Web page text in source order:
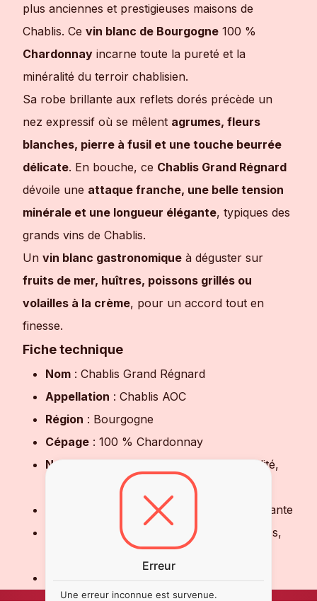
plus anciennes et prestigieuses maisons de
Chablis. Ce vin blanc de Bourgogne 100 %
Chardonnay incarne toute la pureté et la
minéralité du terroir chablisien.
Sa robe brillante aux reflets dorés précède un
nez expressif où se mêlent agrumes, fleurs
blanches, pierre à fusil et une touche beurrée
délicate. En bouche, ce Chablis Grand Régnard
dévoile une attaque franche, une belle tension
minérale et une longueur élégante, typiques des
grands vins de Chablis.
Un vin blanc gastronomique à déguster sur
fruits de mer, huîtres, poissons grillés ou
volailles à la crème, pour un accord tout en
finesse.
Fiche technique
Nom : Chablis Grand Régnard
Appellation : Chablis AOC
Région : Bourgogne
Cépage : 100 % Chardonnay
Nez: Agrumes, fleurs blanches, minéralité,
légère note beurrée
: Vive, tendue, élégante et persistante
Accords mets-vins
: Fruits de mer, huîtres,
Style: Vin blanc minéral et raffiné
Erreur
Une erreur inconnue est survenue.